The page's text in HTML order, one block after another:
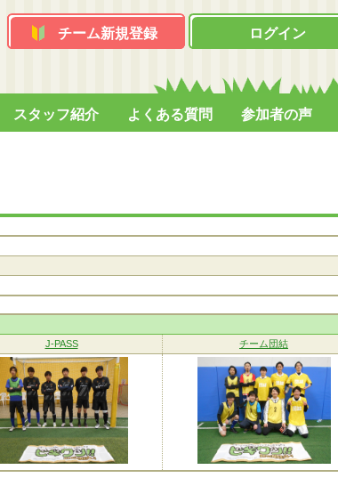
チーム新規登録 ログイン
スタッフ紹介 よくある質問 参加者の声
J-PASS チーム団結